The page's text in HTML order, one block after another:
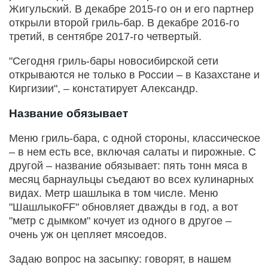
Жигульский. В декабре 2015-го он и его партнер
открыли второй гриль-бар. В декабре 2016-го
третий, в сентябре 2017-го четвертый.
"Сегодня гриль-бары новосибирской сети
открываются не только в России – в Казахстане и
Киргизии", – констатирует Александр.
Название обязывает
Меню гриль-бара, с одной стороны, классическое
– в нем есть все, включая салаты и пирожные. С
другой – название обязывает: пять тонн мяса в
месяц барнаульцы съедают во всех кулинарных
видах. Метр шашлыка в том числе. Меню
"ШашлыкоFF" обновляет дважды в год, а вот
"метр с дымком" кочует из одного в другое –
очень уж он цепляет мясоедов.
Задаю вопрос на засыпку: говорят, в нашем